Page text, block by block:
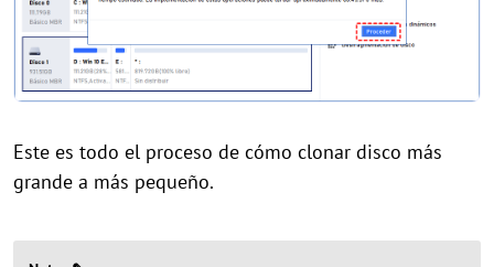
Este es todo el proceso de cómo clonar disco más
grande a más pequeño.